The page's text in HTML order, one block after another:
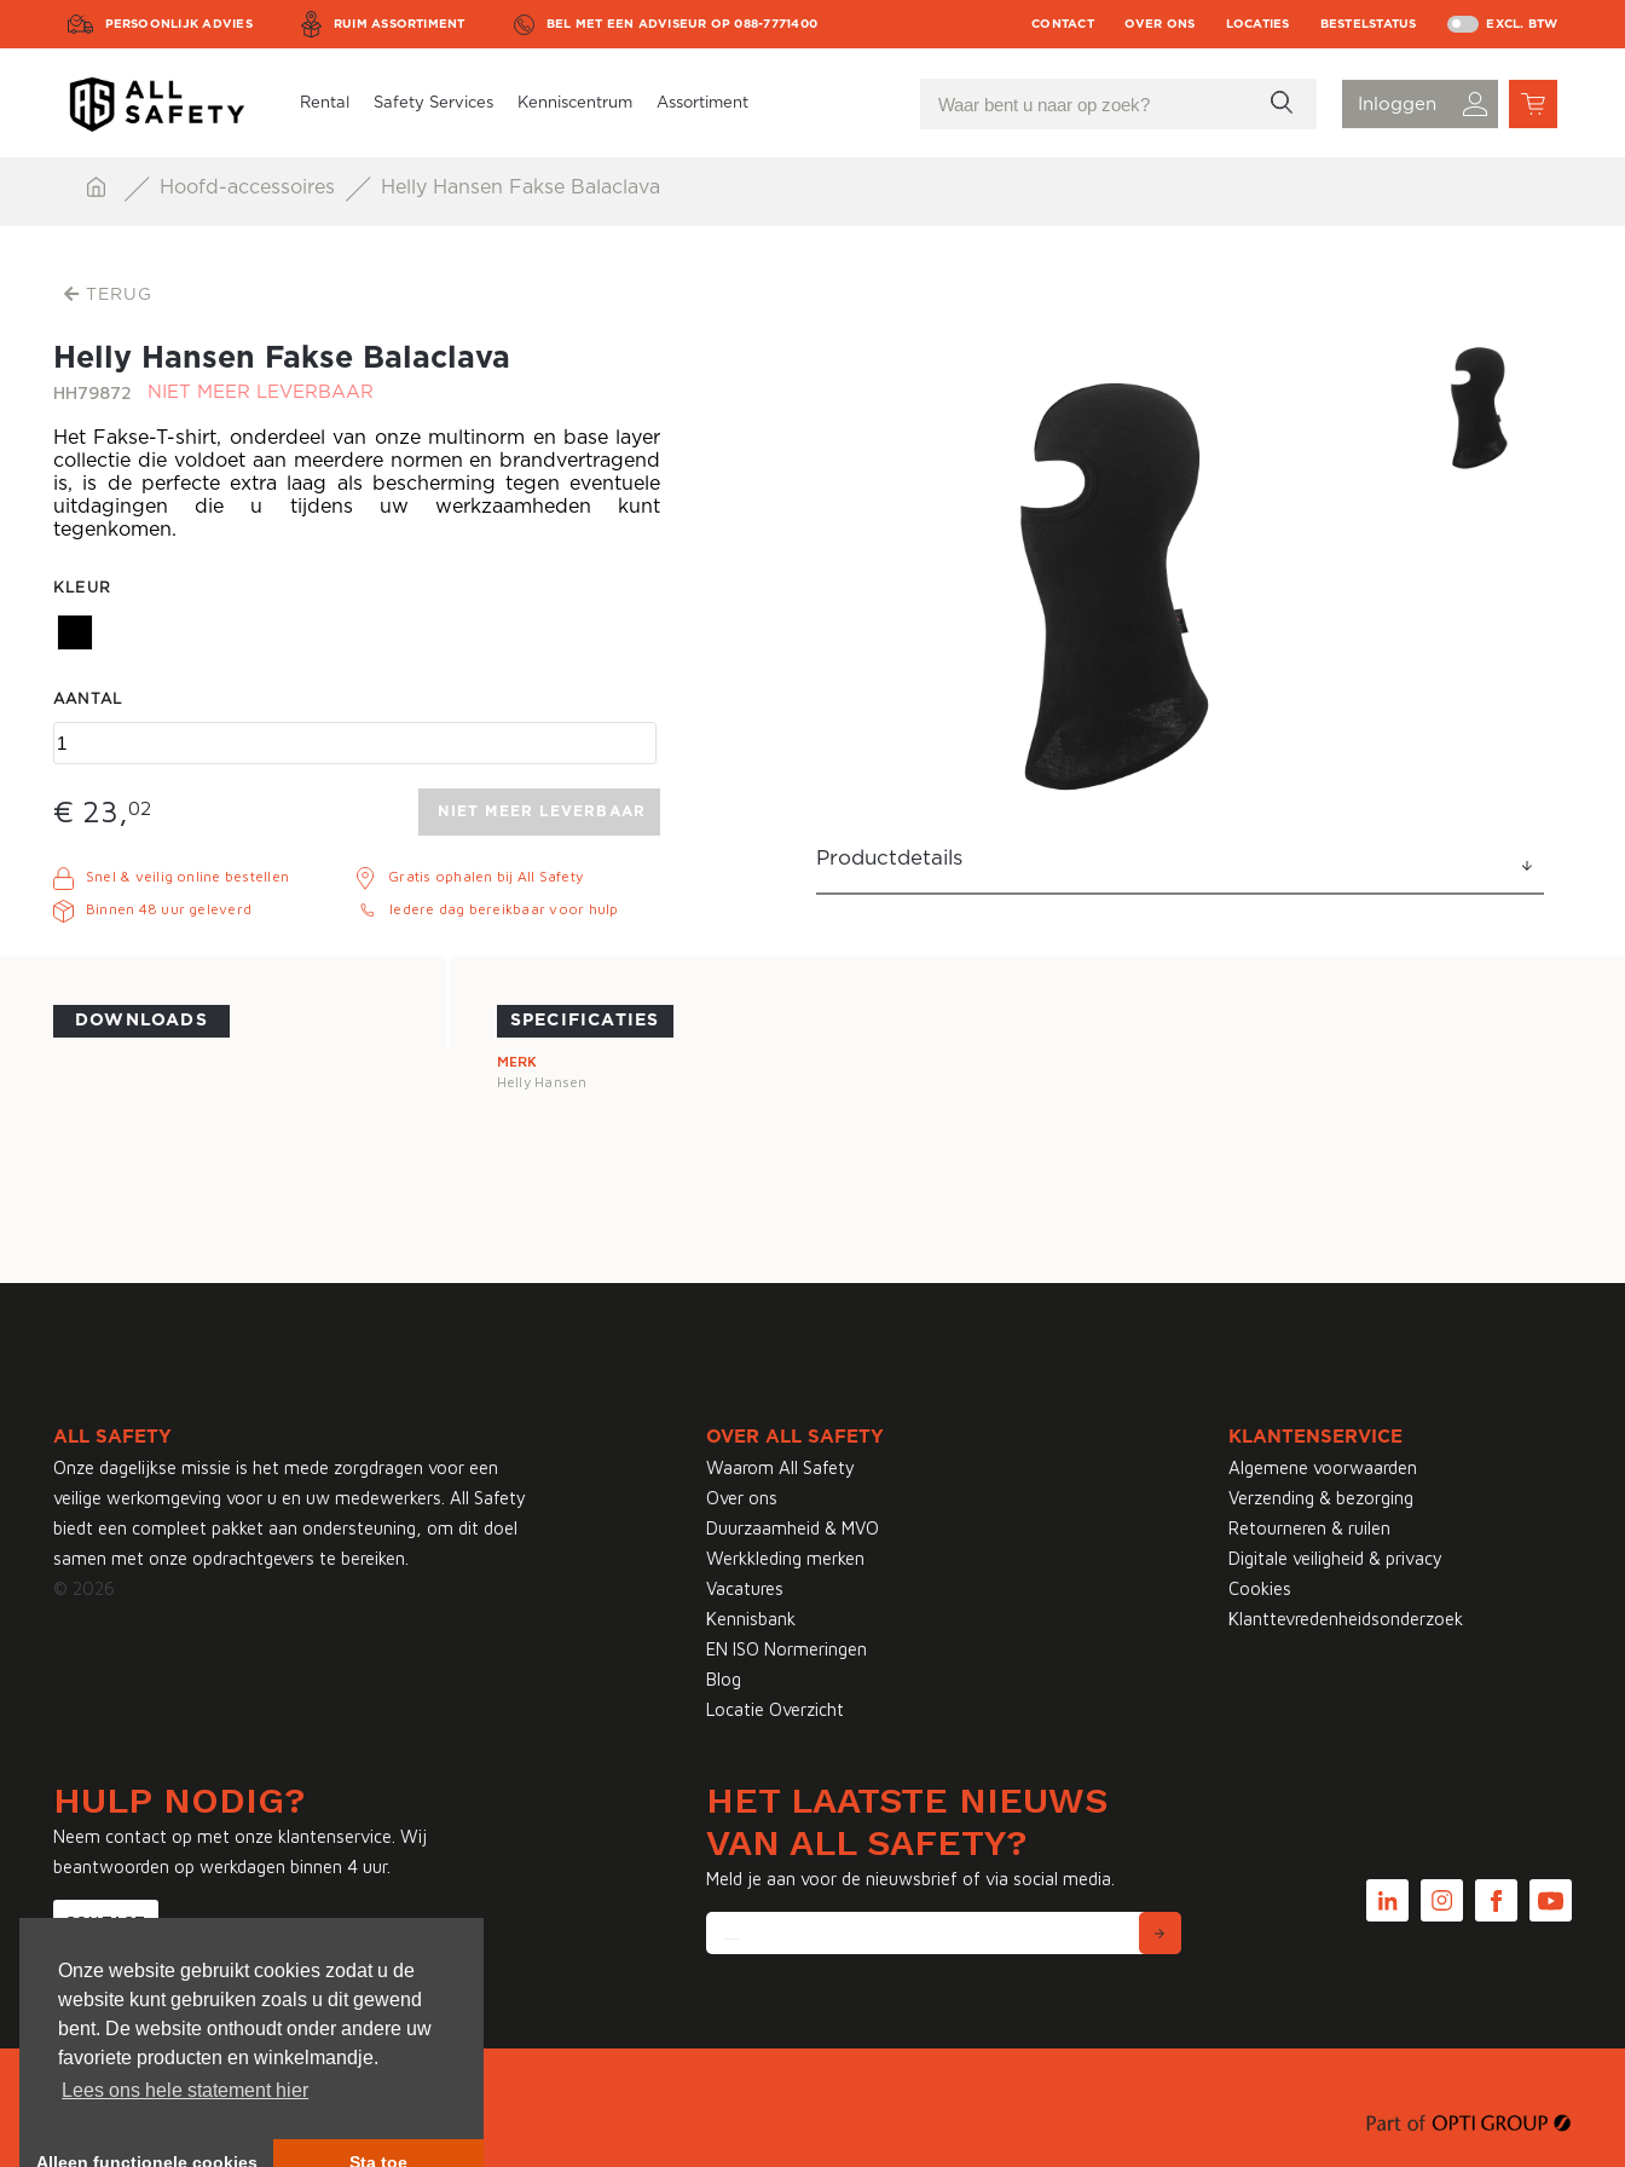
Onze website gebruikt cookies zodat u de
website kunt gebruiken zoals u dit gewend
bent. De website onthoudt onder andere uw
favoriete producten en winkelmandje.
Lees ons hele statement hier
Alleen functionele cookies Sta toe
PERSOONLIJK ADVIES RUIM ASSORTIMENT BEL MET EEN ADVISEUR OP 088-7771400 CONTACT OVER ONS LOCATIES BESTELSTATUS EXCL. BTW
Rental Safety Services Kenniscentrum Assortiment
Hoofd-accessoires Helly Hansen Fakse Balaclava
TERUG
Helly Hansen Fakse Balaclava
HH79872 NIET MEER LEVERBAAR
Het Fakse-T-shirt, onderdeel van onze multinorm en base layer
collectie die voldoet aan meerdere normen en brandvertragend
is, is de perfecte extra laag als bescherming tegen eventuele
uitdagingen die u tijdens uw werkzaamheden kunt
tegenkomen.
KLEUR
AANTAL
€ 23,02 NIET MEER LEVERBAAR
Snel & veilig online bestellen
Binnen 48 uur geleverd
Gratis ophalen bij All Safety
Iedere dag bereikbaar voor hulp
Productdetails
DOWNLOADS SPECIFICATIES
MERK
Helly Hansen
ALL SAFETY
Onze dagelijkse missie is het mede zorgdragen voor een
veilige werkomgeving voor u en uw medewerkers. All Safety
biedt een compleet pakket aan ondersteuning, om dit doel
samen met onze opdrachtgevers te bereiken.
© 2026
OVER ALL SAFETY
Waarom All Safety
Over ons
Duurzaamheid & MVO
Werkkleding merken
Vacatures
Kennisbank
EN ISO Normeringen
Blog
Locatie Overzicht
KLANTENSERVICE
Algemene voorwaarden
Verzending & bezorging
Retourneren & ruilen
Digitale veiligheid & privacy
Cookies
Klanttevredenheidsonderzoek
HULP NODIG?
Neem contact op met onze klantenservice. Wij
beantwoorden op werkdagen binnen 4 uur.
CONTACT
HET LAATSTE NIEUWS
VAN ALL SAFETY?
Meld je aan voor de nieuwsbrief of via social media.